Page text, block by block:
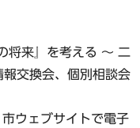
将来』を考える 〜 二
交換会、個別相談会
ウェブサイトで電子